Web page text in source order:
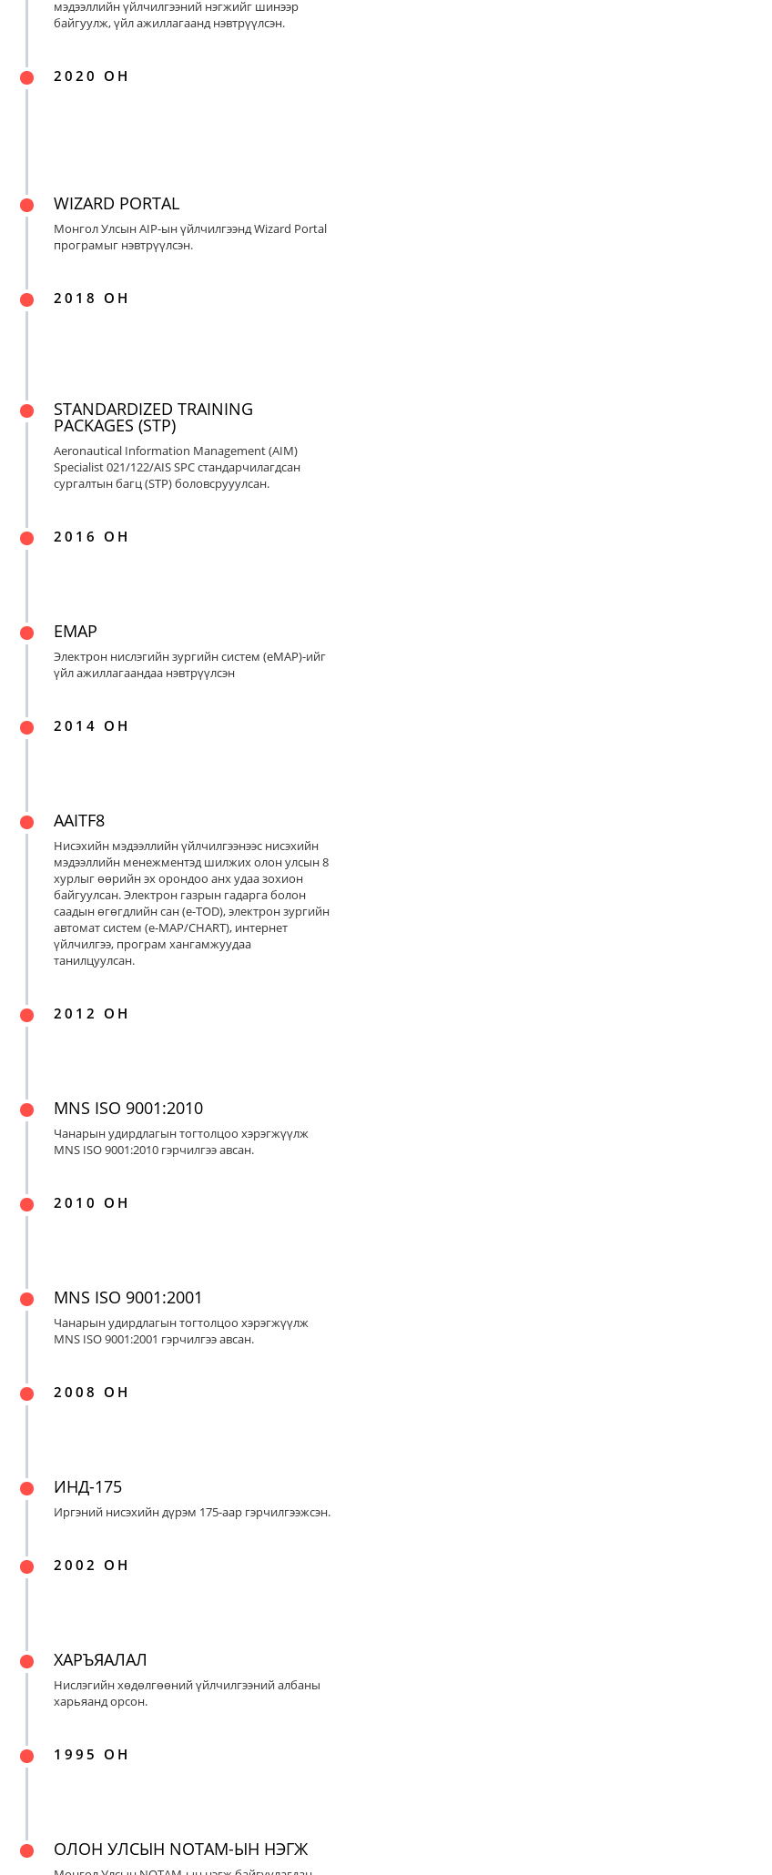
мэдээллийн үйлчилгээний нэгжийг шинээр
байгуулж, үйл ажиллагаанд нэвтрүүлсэн.
2020 ОН
WIZARD PORTAL
Монгол Улсын AIP-ын үйлчилгээнд Wizard Portal
програмыг нэвтрүүлсэн.
2018 ОН
STANDARDIZED TRAINING
PACKAGES (STP)
Aeronautical Information Management (AIM)
Specialist 021/122/AIS SPC стандарчилагдсан
сургалтын багц (STP) боловсрууулсан.
2016 ОН
EMAP
Электрон нислэгийн зургийн систем (eMAP)-ийг
үйл ажиллагаандаа нэвтрүүлсэн
2014 ОН
AAITF8
Нисэхийн мэдээллийн үйлчилгээнээс нисэхийн
мэдээллийн менежментэд шилжих олон улсын 8
хурлыг өөрийн эх орондоо анх удаа зохион
байгуулсан. Электрон газрын гадарга болон
саадын өгөгдлийн сан (e-TOD), электрон зургийн
автомат систем (e-MAP/CHART), интернет
үйлчилгээ, програм хангамжуудаа
танилцуулсан.
2012 ОН
MNS ISO 9001:2010
Чанарын удирдлагын тогтолцоо хэрэгжүүлж
MNS ISO 9001:2010 гэрчилгээ авсан.
2010 ОН
MNS ISO 9001:2001
Чанарын удирдлагын тогтолцоо хэрэгжүүлж
MNS ISO 9001:2001 гэрчилгээ авсан.
2008 ОН
ИНД-175
Иргэний нисэхийн дүрэм 175-аар гэрчилгээжсэн.
2002 ОН
ХАРЪЯАЛАЛ
Нислэгийн хөдөлгөөний үйлчилгээний албаны
харьяанд орсон.
1995 ОН
ОЛОН УЛСЫН NOTAM-ЫН НЭГЖ